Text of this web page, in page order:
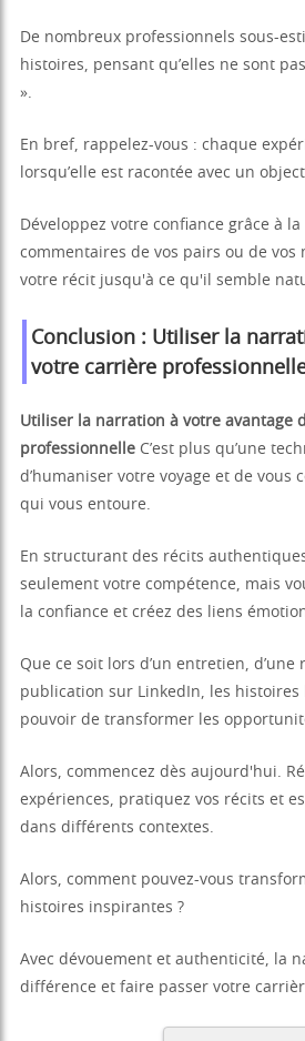
De nombreux professionnels sous-
histoires, pensant qu’elles ne sont
».
En bref, rappelez-vous : chaque
lorsqu’elle est racontée avec un
Développez votre confiance grâce à
commentaires de vos pairs ou de
votre récit jusqu'à ce qu'il semble
Conclusion : Utiliser la
votre carrière
Utiliser la narration à votre avantage
professionnelle C’est plus qu’une
d’humaniser votre voyage et de vous
qui vous entoure.
En structurant des récits
seulement votre compétence, mais
la confiance et créez des liens
Que ce soit lors d’un entretien, d’une
publication sur LinkedIn, les histoires
pouvoir de transformer les
Alors, commencez dès aujourd'hui.
expériences, pratiquez vos récits et
dans différents contextes.
Alors, comment pouvez-vous
histoires inspirantes ?
Avec dévouement et authenticité, la
différence et faire passer votre